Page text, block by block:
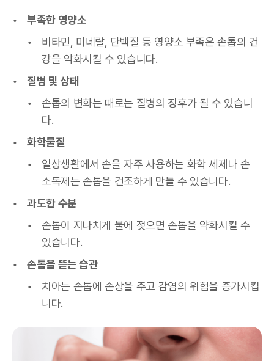
부족한 영양소
비타민, 미네랄, 단백질 등 영양소 부족은 손톱의 건
강을 악화시킬 수 있습니다.
질병 및 상태
손톱의 변화는 때로는 질병의 징후가 될 수 있습니
다.
화학물질
일상생활에서 손을 자주 사용하는 화학 세제나 손
소독제는 손톱을 건조하게 만들 수 있습니다.
과도한 수분
손톱이 지나치게 물에 젖으면 손톱을 약화시킬 수
있습니다.
손톱을 뜯는 습관
치아는 손톱에 손상을 주고 감염의 위험을 증가시킵
니다.